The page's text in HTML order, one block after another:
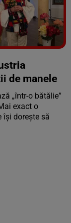
galeria foto
5 poze
de manele
„într-o bătălie”
exact o
își dorește să